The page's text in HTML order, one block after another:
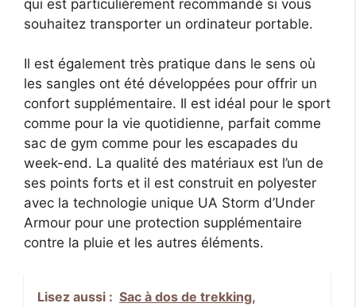
qui est particulièrement recommandé si vous
souhaitez transporter un ordinateur portable.
Il est également très pratique dans le sens où
les sangles ont été développées pour offrir un
confort supplémentaire. Il est idéal pour le sport
comme pour la vie quotidienne, parfait comme
sac de gym comme pour les escapades du
week-end. La qualité des matériaux est l’un de
ses points forts et il est construit en polyester
avec la technologie unique UA Storm d’Under
Armour pour une protection supplémentaire
contre la pluie et les autres éléments.
Lisez aussi : Sac à dos de trekking,